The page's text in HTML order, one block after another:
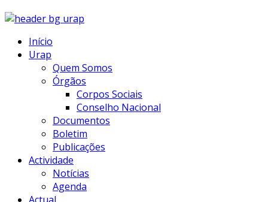
Início
Urap
Quem Somos
Órgãos
Corpos Sociais
Conselho Nacional
Documentos
Boletim
Publicações
Actividade
Notícias
Agenda